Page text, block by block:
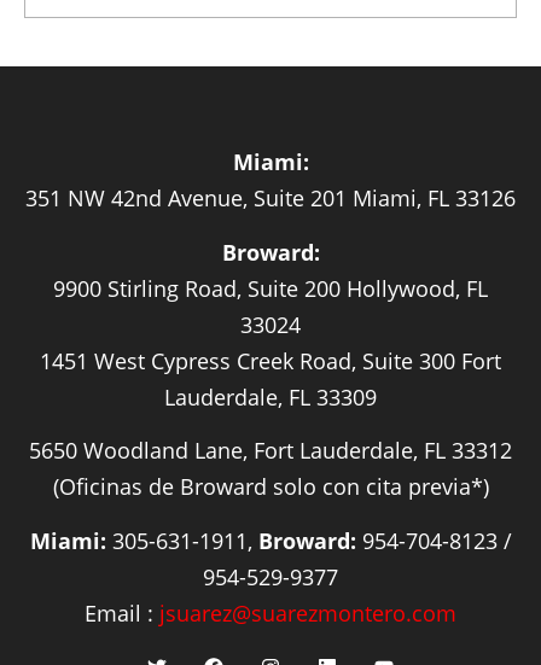
Miami:
351 NW 42nd Avenue, Suite 201 Miami, FL 33126
Broward:
9900 Stirling Road, Suite 200 Hollywood, FL
33024
1451 West Cypress Creek Road, Suite 300 Fort
Lauderdale, FL 33309
5650 Woodland Lane, Fort Lauderdale, FL 33312
(Oficinas de Broward solo con cita previa*)
Miami: 305-631-1911, Broward: 954-704-8123 /
954-529-9377
Email : jsuarez@suarezmontero.com